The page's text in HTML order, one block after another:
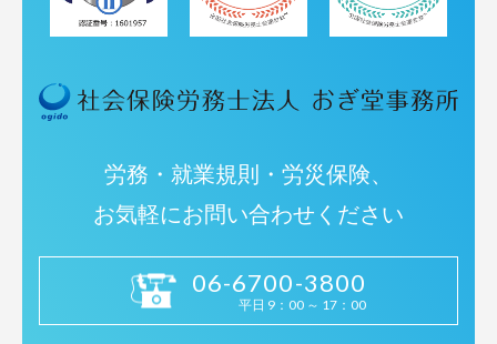
労務・就業規則・労災保険、
お気軽にお問い合わせください
06-6700-3800
平日 9：00 ～ 17：00